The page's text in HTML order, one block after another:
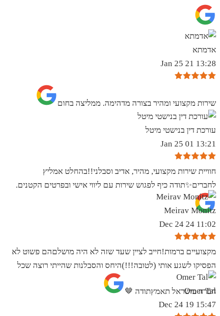
אדמתא
13:28 21 Jan 25
שירות מקצועי ומהיר בצורה מדהימה. ממליצה בחום
עורכת דין בנישטי מיטל
13:21 01 Jan 25
חוויית שירות מקצועי, מהיר, אדיב וסבלני!!בהחלט אמליץ
לחברים✨️תודה כיף לפגוש שירות עם ליווי אישי ובפרטים הקטנים.
Meirav Monitz
11:02 24 Dec 24
מקצועיים ברמות!חייב לציין שעד שזה לא היה מושלםהם פשוט לא
הפסיקו לשגע אותי (לטובה!!!)היחס והסבלנות שהייתי רוצה שכל
חברה בישראל תאמץתודה 🤎
Omer Tal
15:47 19 Dec 24